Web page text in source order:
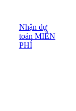
Nhận dự
toán MIỄN
PHÍ